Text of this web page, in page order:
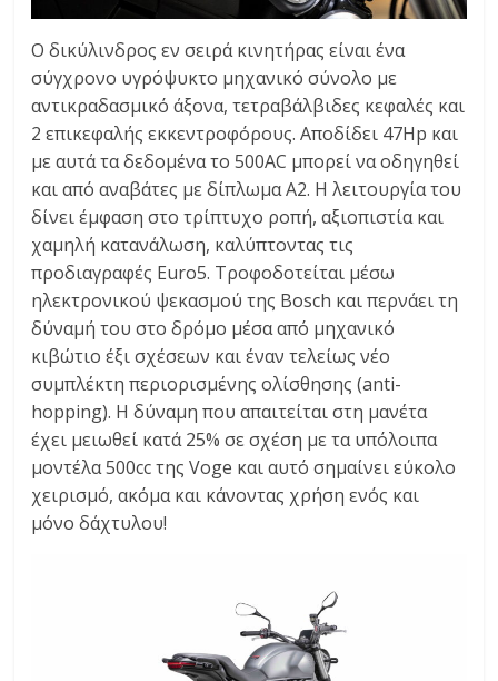
Ο δικύλινδρος εν σειρά κινητήρας είναι ένα
σύγχρονο υγρόψυκτο μηχανικό σύνολο με
αντικραδασμικό άξονα, τετραβάλβιδες κεφαλές και
2 επικεφαλής εκκεντροφόρους. Αποδίδει 47Hp και
με αυτά τα δεδομένα το 500AC μπορεί να οδηγηθεί
και από αναβάτες με δίπλωμα A2. Η λειτουργία του
δίνει έμφαση στο τρίπτυχο ροπή, αξιοπιστία και
χαμηλή κατανάλωση, καλύπτοντας τις
προδιαγραφές Euro5. Τροφοδοτείται μέσω
ηλεκτρονικού ψεκασμού της Bosch και περνάει τη
δύναμή του στο δρόμο μέσα από μηχανικό
κιβώτιο έξι σχέσεων και έναν τελείως νέο
συμπλέκτη περιορισμένης ολίσθησης (anti-
hopping). Η δύναμη που απαιτείται στη μανέτα
έχει μειωθεί κατά 25% σε σχέση με τα υπόλοιπα
μοντέλα 500cc της Voge και αυτό σημαίνει εύκολο
χειρισμό, ακόμα και κάνοντας χρήση ενός και
μόνο δάχτυλου!